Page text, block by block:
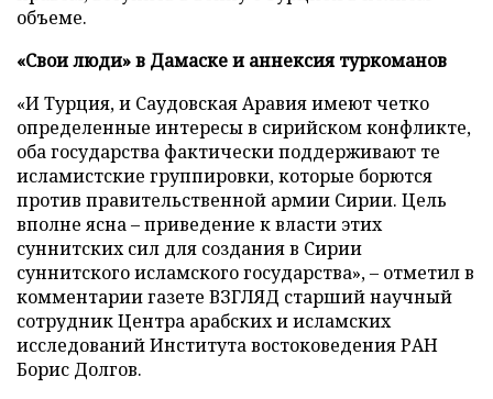
объеме.
«Свои люди» в Дамаске и аннексия туркоманов
«И Турция, и Саудовская Аравия имеют четко
определенные интересы в сирийском конфликте,
оба государства фактически поддерживают те
исламистские группировки, которые борются
против правительственной армии Сирии. Цель
вполне ясна – приведение к власти этих
суннитских сил для создания в Сирии
суннитского исламского государства», – отметил в
комментарии газете ВЗГЛЯД старший научный
сотрудник Центра арабских и исламских
исследований Института востоковедения РАН
Борис Долгов.